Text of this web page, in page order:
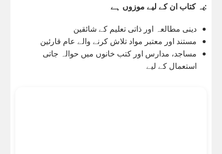
یہ کتاب ان کے لیے موزوں ہے:
دینی مطالعہ اور ذاتی تعلیم کے شائقین
مستند اور معتبر مواد تلاش کرنے والے عام قارئین
مساجد، مدارس اور کتب خانوں میں حوالہ جاتی
استعمال کے لیے